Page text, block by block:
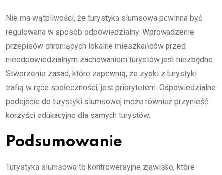
Nie ma wątpliwości, że turystyka slumsowa powinna być
regulowana w sposób odpowiedzialny. Wprowadzenie
przepisów chroniących lokalne mieszkańców przed
nieodpowiedzialnym zachowaniem turystów jest niezbędne.
Stworzenie zasad, które zapewnią, że zyski z turystyki
trafią w ręce społeczności, jest priorytetem. Odpowiedzialne
podejście do turystyki slumsowej może również przynieść
korzyści edukacyjne dla samych turystów.
Podsumowanie
Turystyka slumsowa to kontrowersyjne zjawisko, które